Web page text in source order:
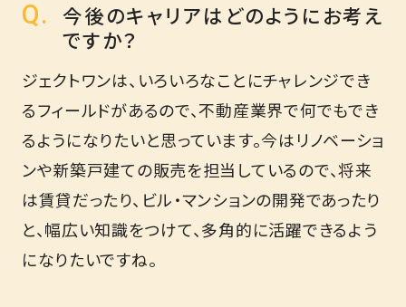
今後のキャリアはどのようにお考え
ですか？
ジェクトワンは、いろいろなことにチャレンジでき
るフィールドがあるので、不動産業界で何でもでき
るようになりたいと思っています。今はリノベーショ
ンや新築戸建ての販売を担当しているので、将来
は賃貸だったり、ビル・マンションの開発であったり
と、幅広い知識をつけて、多角的に活躍できるよう
になりたいですね。